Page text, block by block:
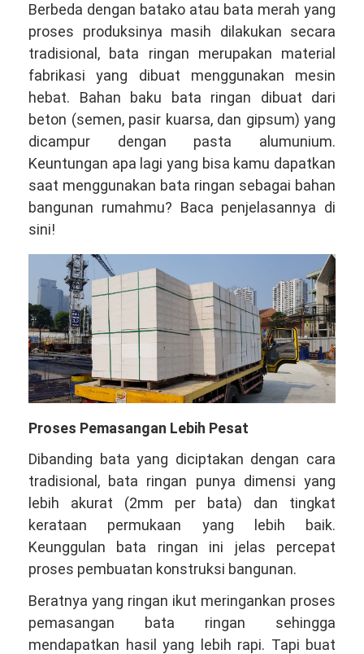
Berbeda dengan batako atau bata merah yang
proses produksinya masih dilakukan secara
tradisional, bata ringan merupakan material
fabrikasi yang dibuat menggunakan mesin
hebat. Bahan baku bata ringan dibuat dari
beton (semen, pasir kuarsa, dan gipsum) yang
dicampur dengan pasta alumunium.
Keuntungan apa lagi yang bisa kamu dapatkan
saat menggunakan bata ringan sebagai bahan
bangunan rumahmu? Baca penjelasannya di
sini!
Proses Pemasangan Lebih Pesat
Dibanding bata yang diciptakan dengan cara
tradisional, bata ringan punya dimensi yang
lebih akurat (2mm per bata) dan tingkat
kerataan permukaan yang lebih baik.
Keunggulan bata ringan ini jelas percepat
proses pembuatan konstruksi bangunan.
Beratnya yang ringan ikut meringankan proses
pemasangan bata ringan sehingga
mendapatkan hasil yang lebih rapi. Tapi buat